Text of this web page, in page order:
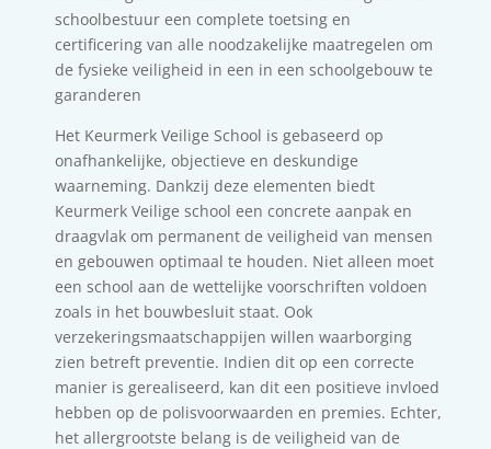
schoolbestuur een complete toetsing en
certificering van alle noodzakelijke maatregelen om
de fysieke veiligheid in een in een schoolgebouw te
garanderen
Het Keurmerk Veilige School is gebaseerd op
onafhankelijke, objectieve en deskundige
waarneming. Dankzij deze elementen biedt
Keurmerk Veilige school een concrete aanpak en
draagvlak om permanent de veiligheid van mensen
en gebouwen optimaal te houden. Niet alleen moet
een school aan de wettelijke voorschriften voldoen
zoals in het bouwbesluit staat. Ook
verzekeringsmaatschappijen willen waarborging
zien betreft preventie. Indien dit op een correcte
manier is gerealiseerd, kan dit een positieve invloed
hebben op de polisvoorwaarden en premies. Echter,
het allergrootste belang is de veiligheid van de